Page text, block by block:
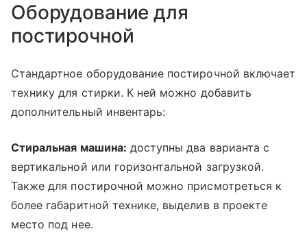
Оборудование для
постирочной
Стандартное оборудование постирочной включает
технику для стирки. К ней можно добавить
дополнительный инвентарь:
Стиральная машина: доступны два варианта с
вертикальной или горизонтальной загрузкой.
Также для постирочной можно присмотреться к
более габаритной технике, выделив в проекте
место под нее.